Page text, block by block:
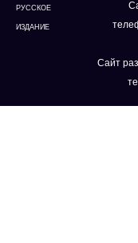
РУССКОЕ
ИЗДАНИЕ
Сайт